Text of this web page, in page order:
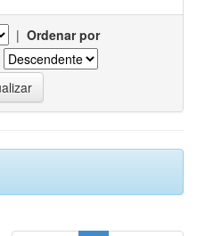
| Ordenar por